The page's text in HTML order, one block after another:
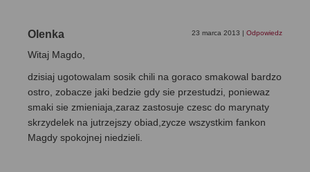
Olenka 23 marca 2013 Odpowiedz
Witaj Magdo,
dzisiaj ugotowalam sosik chili na goraco smakowal bardzo
ostro, zobacze jaki bedzie gdy sie przestudzi, poniewaz
smaki sie zmieniaja,zaraz zastosuje czesc do marynaty
skrzydelek na jutrzejszy obiad,zycze wszystkim fankon
Magdy spokojnej niedzieli.